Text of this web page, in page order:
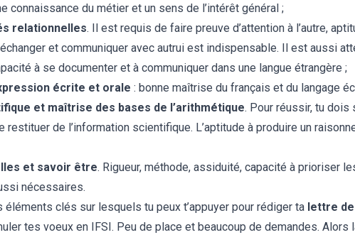
connaissance du métier et un sens de l’intérêt général ;
relationnelles. Il est requis de faire preuve d’attention à l’autre,
et communiquer avec autrui est indispensable. Il est aussi
à se documenter et à communiquer dans une langue étrangère ;
écrite et orale : bonne maîtrise du français et du langage
et maîtrise des bases de l’arithmétique. Pour réussir, tu dois
restituer de l’information scientifique. L’aptitude à produire un
et savoir être. Rigueur, méthode, assiduité, capacité à prioriser
nécessaires.
clés sur lesquels tu peux t’appuyer pour rédiger ta lettre
tes voeux en IFSI. Peu de place et beaucoup de demandes. Alors